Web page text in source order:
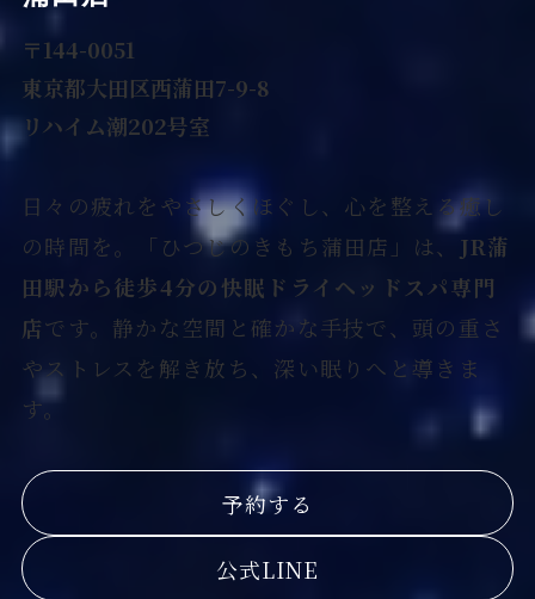
〒144-0051
東京都大田区西蒲田7-9-8
リハイム潮202号室
日々の疲れをやさしくほぐし、心を整える癒し
の時間を。「ひつじのきもち蒲田店」は、 JR蒲
田駅から徒歩4分の快眠ドライヘッドスパ専門
店です。静かな空間と確かな手技で、頭の重さ
やストレスを解き放ち、深い眠りへと導きま
す。
予約する
公式LINE